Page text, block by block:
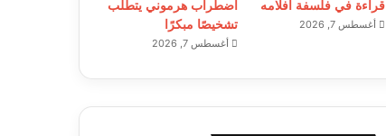
قراءة في فلسفة أفلامه
أغسطس 7, 2026
اضطراب هرموني يتطلب
تشخيصًا مبكرًا
أغسطس 7, 2026